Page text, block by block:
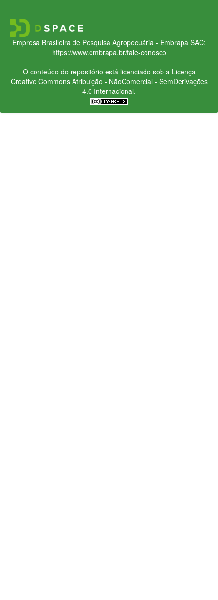
Empresa Brasileira de Pesquisa Agropecuária - Embrapa SAC:
https://www.embrapa.br/fale-conosco
O conteúdo do repositório está licenciado sob a Licença
Creative CommonsAtribuição - NãoComercial - SemDerivações
4.0 Internacional.